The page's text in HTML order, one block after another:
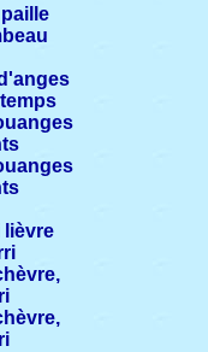
paille
lièvre